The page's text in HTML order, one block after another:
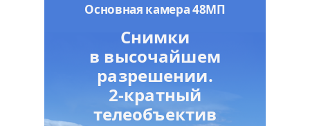
Основная камера 48МП
Снимки
в высочайшем
разрешении.
2-кратный
телеобъектив